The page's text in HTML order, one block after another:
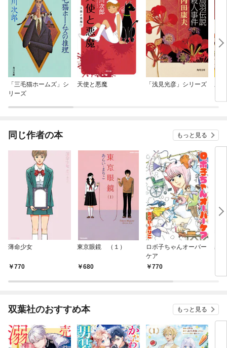
「三毛猫ホームズ」シ
リーズ
天使と悪魔 「浅見光彦」シリーズ 三
同じ作者の本 もっと見る
薄命少女
770
東京眼鏡 （１）
680
ロボ子ちゃんオーバー
ケア
770
霧
双葉社のおすすめ本 もっと見る